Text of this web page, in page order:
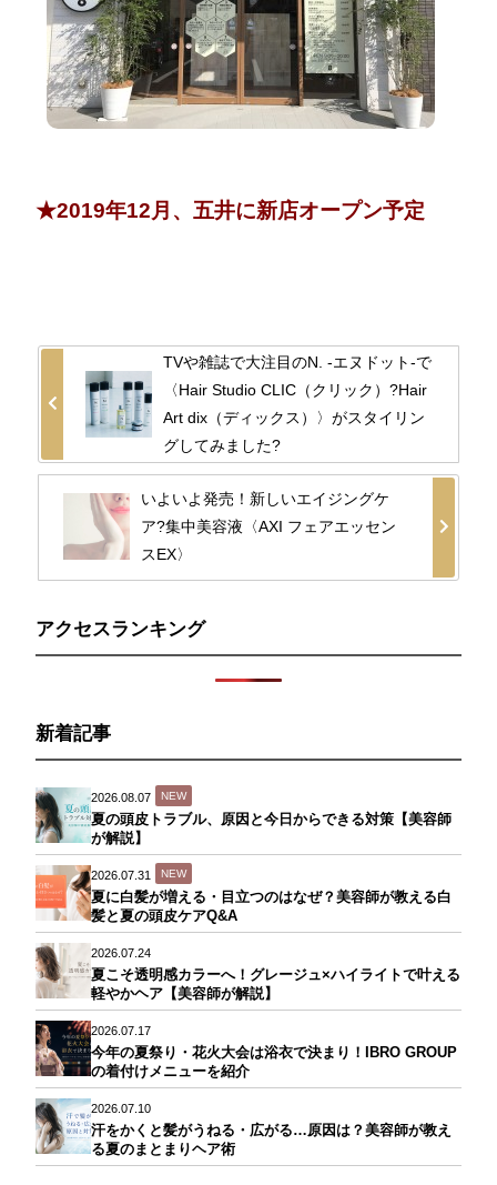
★2019年12月、五井に新店オープン予定
TVや雑誌で大注目のN. -エヌドット-で
〈Hair Studio CLIC（クリック）?Hair
Art dix（ディックス）〉がスタイリン
グしてみました?
いよいよ発売！新しいエイジングケ
ア?集中美容液〈AXI フェアエッセン
スEX〉
アクセスランキング
新着記事
2026.08.07 NEW
夏の頭皮トラブル、原因と今日からできる対策【美容師
が解説】
2026.07.31 NEW
夏に白髪が増える・目立つのはなぜ？美容師が教える白
髪と夏の頭皮ケアQ&A
2026.07.24
夏こそ透明感カラーへ！グレージュ×ハイライトで叶える
軽やかヘア【美容師が解説】
2026.07.17
今年の夏祭り・花火大会は浴衣で決まり！IBRO GROUP
の着付けメニューを紹介
2026.07.10
汗をかくと髪がうねる・広がる…原因は？美容師が教え
る夏のまとまりヘア術